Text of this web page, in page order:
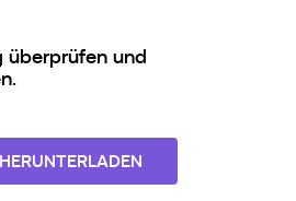
überprüfen und